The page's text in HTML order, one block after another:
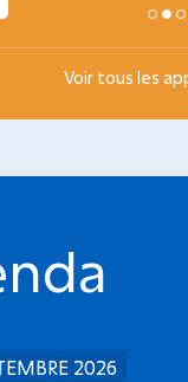
Voir tous les
2026